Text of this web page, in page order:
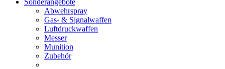
Sonderangebote
Abwehrspray
Gas- & Signalwaffen
Luftdruckwaffen
Messer
Munition
Zubehör